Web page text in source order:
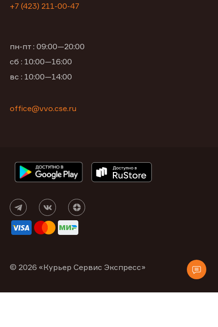
+7 (423) 211-00-47
пн-пт : 09:00—20:00
сб : 10:00—16:00
вс : 10:00—14:00
office@vvo.cse.ru
© 2026 «Курьер Сервис Экспресс»